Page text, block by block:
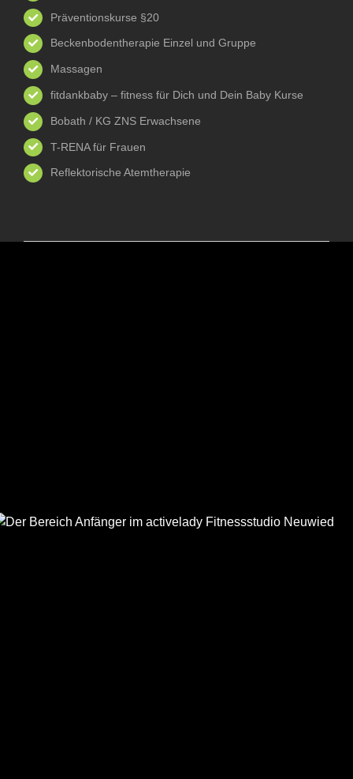
Präventionskurse §20
Beckenbodentherapie Einzel und Gruppe
Massagen
fitdankbaby – fitness für Dich und Dein Baby Kurse
Bobath / KG ZNS Erwachsene
T-RENA für Frauen
Reflektorische Atemtherapie